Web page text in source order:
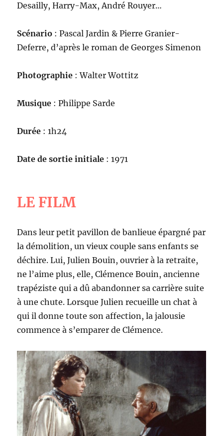
Desailly, Harry-Max, André Rouyer…
Scénario : Pascal Jardin & Pierre Granier-
Deferre, d’après le roman de Georges Simenon
Photographie : Walter Wottitz
Musique : Philippe Sarde
Durée : 1h24
Date de sortie initiale : 1971
LE FILM
Dans leur petit pavillon de banlieue épargné par
la démolition, un vieux couple sans enfants se
déchire. Lui, Julien Bouin, ouvrier à la retraite,
ne l’aime plus, elle, Clémence Bouin, ancienne
trapéziste qui a dû abandonner sa carrière suite
à une chute. Lorsque Julien recueille un chat à
qui il donne toute son affection, la jalousie
commence à s’emparer de Clémence.